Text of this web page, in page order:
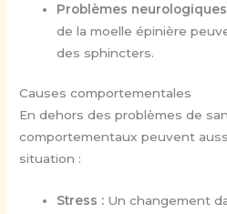
Problèmes
de la moelle épinière
des sphincters.
Causes comportementales
En dehors des problèmes de
comportementaux peuvent
situation :
Stress : Un changement